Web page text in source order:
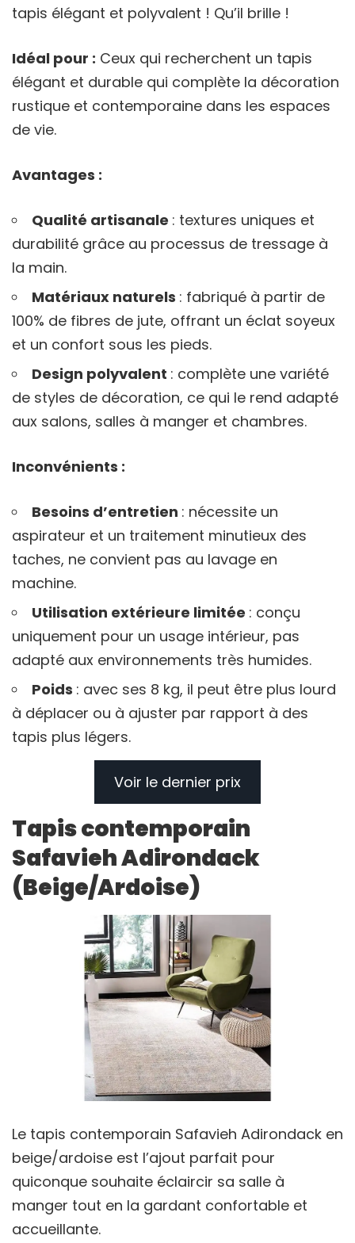
tapis élégant et polyvalent ! Qu’il brille !
Idéal pour : Ceux qui recherchent un tapis
élégant et durable qui complète la décoration
rustique et contemporaine dans les espaces
de vie.
Avantages :
Qualité artisanale : textures uniques et
durabilité grâce au processus de tressage à
la main.
Matériaux naturels : fabriqué à partir de
100% de fibres de jute, offrant un éclat soyeux
et un confort sous les pieds.
Design polyvalent : complète une variété
de styles de décoration, ce qui le rend adapté
aux salons, salles à manger et chambres.
Inconvénients :
Besoins d’entretien : nécessite un
aspirateur et un traitement minutieux des
taches, ne convient pas au lavage en
machine.
Utilisation extérieure limitée : conçu
uniquement pour un usage intérieur, pas
adapté aux environnements très humides.
Poids : avec ses 8 kg, il peut être plus lourd
à déplacer ou à ajuster par rapport à des
tapis plus légers.
Voir le dernier prix
Tapis contemporain
Safavieh Adirondack
(Beige/Ardoise)
Le tapis contemporain Safavieh Adirondack en
beige/ardoise est l’ajout parfait pour
quiconque souhaite éclaircir sa salle à
manger tout en la gardant confortable et
accueillante.